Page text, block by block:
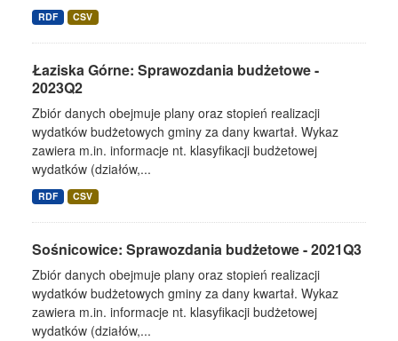
RDF CSV
Łaziska Górne: Sprawozdania budżetowe -
2023Q2
Zbiór danych obejmuje plany oraz stopień realizacji
wydatków budżetowych gminy za dany kwartał. Wykaz
zawiera m.in. informacje nt. klasyfikacji budżetowej
wydatków (działów,...
RDF CSV
Sośnicowice: Sprawozdania budżetowe - 2021Q3
Zbiór danych obejmuje plany oraz stopień realizacji
wydatków budżetowych gminy za dany kwartał. Wykaz
zawiera m.in. informacje nt. klasyfikacji budżetowej
wydatków (działów,...